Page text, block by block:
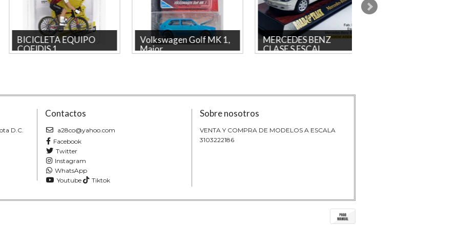
BICICLETA EQUIPO
COFIDIS 1...
Volkswagen Golf MK 1,
Major...
MERCEDES BENZ
CLASE S ESCAL...
D.C.
Contactos
a28co@yahoo.com
Facebook
Twitter
Instagram
WhatsApp
Youtube
Tiktok
Sobre nosotros
VENTA Y COMPRA DE MODELOS A ESCALA
3103222186